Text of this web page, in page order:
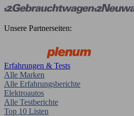
Unsere Partnerseiten:
Erfahrungen & Tests
Alle Marken
Alle Erfahrungsberichte
Elektroautos
Alle Testberichte
Top 10 Listen